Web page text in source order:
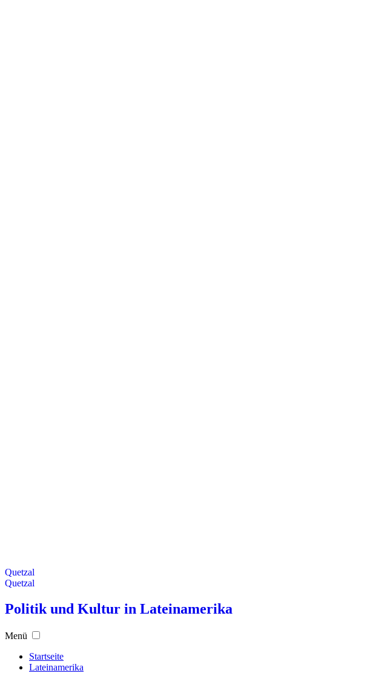
Quetzal
Quetzal
Politik und Kultur in Lateinamerika
Menü
Startseite
Lateinamerika